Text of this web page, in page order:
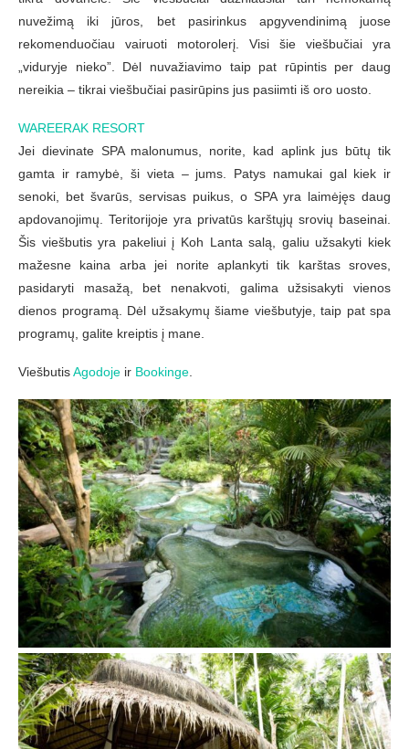
nuvežimą iki jūros, bet pasirinkus apgyvendinimą juose
rekomenduočiau vairuoti motorolerį. Visi šie viešbučiai yra
„viduryje nieko”. Dėl nuvažiavimo taip pat rūpintis per daug
nereikia – tikrai viešbučiai pasirūpins jus pasiimti iš oro uosto.
WAREERAK RESORT
Jei dievinate SPA malonumus, norite, kad aplink jus būtų tik
gamta ir ramybė, ši vieta – jums. Patys namukai gal kiek ir
senoki, bet švarūs, servisas puikus, o SPA yra laimėjęs daug
apdovanojimų. Teritorijoje yra privatūs karštųjų srovių baseinai.
Šis viešbutis yra pakeliui į Koh Lanta salą, galiu užsakyti kiek
mažesne kaina arba jei norite aplankyti tik karštas sroves,
pasidaryti masažą, bet nenakvoti, galima užsisakyti vienos
dienos programą. Dėl užsakymų šiame viešbutyje, taip pat spa
programų, galite kreiptis į mane.
ViešbutisAgodoje ir Bookinge.